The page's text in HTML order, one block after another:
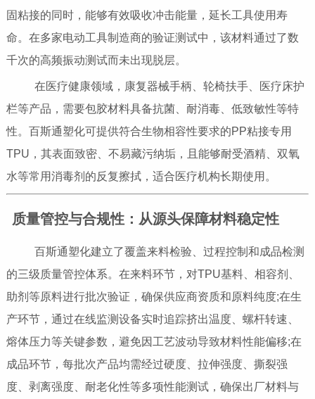
固粘接的同时，能够有效吸收冲击能量，延长工具使用寿
命。在多家电动工具制造商的验证测试中，该材料通过了数
千次的高频振动测试而未出现脱层。
在医疗健康领域，康复器械手柄、轮椅扶手、医疗床护
栏等产品，需要包胶材料具备抗菌、耐消毒、低致敏性等特
性。百斯通塑化可提供符合生物相容性要求的PP粘接专用
TPU，其表面致密、不易藏污纳垢，且能够耐受酒精、双氧
水等常用消毒剂的反复擦拭，适合医疗机构长期使用。
质量管控与合规性：从源头保障材料稳定性
百斯通塑化建立了覆盖来料检验、过程控制和成品检测
的三级质量管控体系。在来料环节，对TPU基料、相容剂、
助剂等原料进行批次验证，确保供应商资质和原料纯度;在生
产环节，通过在线监测设备实时追踪挤出温度、螺杆转速、
熔体压力等关键参数，避免因工艺波动导致材料性能偏移;在
成品环节，每批次产品均需经过硬度、拉伸强度、撕裂强
度、剥离强度、耐老化性等多项性能测试，确保出厂材料与